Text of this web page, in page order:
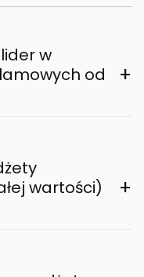
w
od
+
wartości)
+